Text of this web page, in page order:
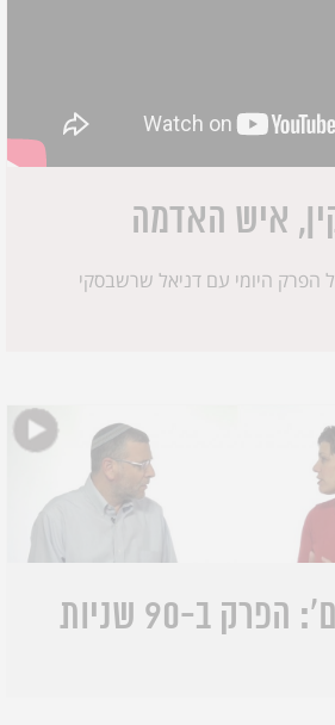
איש האדמה
הפרק היומי עם דניאל שרשבסקי
ב-90 שניות